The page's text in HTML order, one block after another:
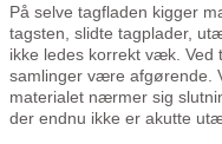
På selve tagfladen kigger
tagsten, slidte tagplader,
ikke ledes korrekt væk.
samlinger være afgørende.
materialet nærmer sig
der endnu ikke er akutte